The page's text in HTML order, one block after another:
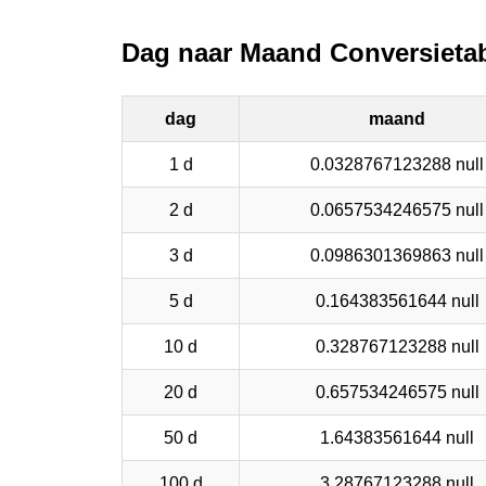
Dag naar Maand
dag maand
1 d 0.0328767123288 null
2 d 0.0657534246575 null
3 d 0.0986301369863 null
5 d 0.164383561644 null
10 d 0.328767123288 null
20 d 0.657534246575 null
50 d 1.64383561644 null